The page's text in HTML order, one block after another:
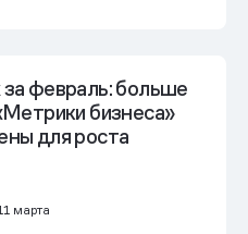
февраль: больше
бизнеса»
для роста
марта